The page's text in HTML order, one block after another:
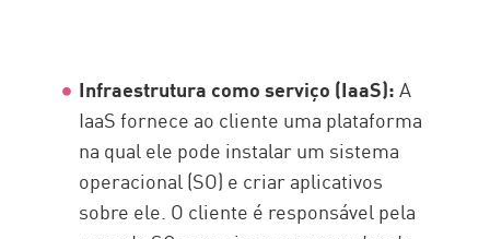
Infraestrutura como serviço (IaaS):A
IaaS fornece ao cliente uma plataforma
na qual ele pode instalar um sistema
operacional (SO) e criar aplicativos
sobre ele. O cliente é responsável pela